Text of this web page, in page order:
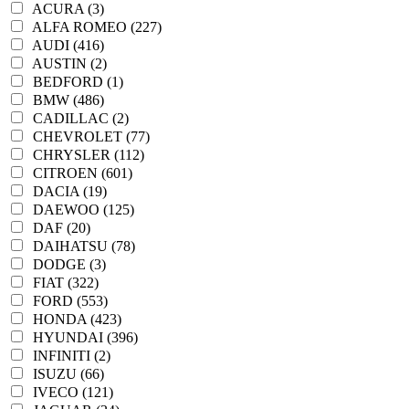
ACURA (3)
ALFA ROMEO (227)
AUDI (416)
AUSTIN (2)
BEDFORD (1)
BMW (486)
CADILLAC (2)
CHEVROLET (77)
CHRYSLER (112)
CITROEN (601)
DACIA (19)
DAEWOO (125)
DAF (20)
DAIHATSU (78)
DODGE (3)
FIAT (322)
FORD (553)
HONDA (423)
HYUNDAI (396)
INFINITI (2)
ISUZU (66)
IVECO (121)